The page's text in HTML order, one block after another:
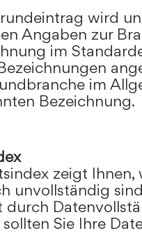
wird
Angaben zur
im
im
Bezeichnung.
zeigt
unvollständig
durch
Sie Ihre